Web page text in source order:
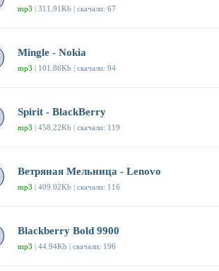
mp3 | 311.91Kb | скачали: 67
Mingle - Nokia
mp3 | 101.86Kb | скачали: 94
Spirit - BlackBerry
mp3 | 458.22Kb | скачали: 119
Ветряная Мельница - Lenovo
mp3 | 409.02Kb | скачали: 116
Blackberry Bold 9900
mp3 | 44.94Kb | скачали: 196